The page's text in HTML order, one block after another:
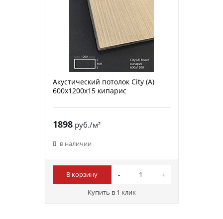
Акустический потолок City (A)
600х1200х15 кипарис
1898руб./м²
в наличии
В корзину
Купить в 1 клик